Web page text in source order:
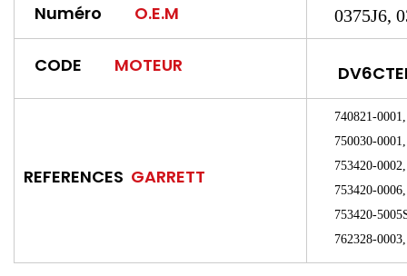
Numéro O.E.M 0375J6,
CODE MOTEUR
REFERENCES GARRETT
740821-0001,
750030-0001,
753420-0002,
753420-0006,
753420-
762328-0003,